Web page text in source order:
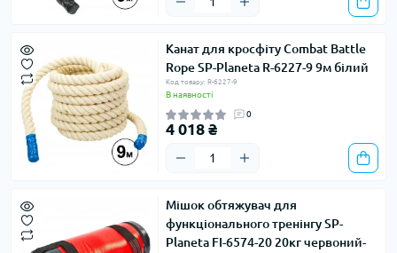
Канат для кросфіту Combat Battle
Rope SP-Planeta R-6227-9 9м білий
Код товару: R-6227-9
В наявності
0
4 018 ₴
Мішок обтяжувач для
функціонального тренінгу SP-
Planeta FI-6574-20 20кг червоний-